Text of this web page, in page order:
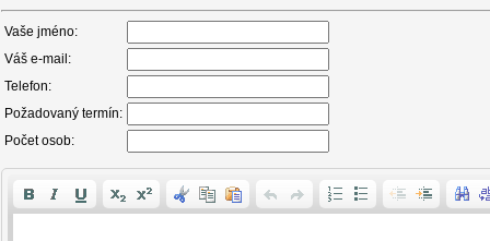
Vaše jméno:
Váš e-mail:
Telefon:
Požadovaný termín:
Počet osob: